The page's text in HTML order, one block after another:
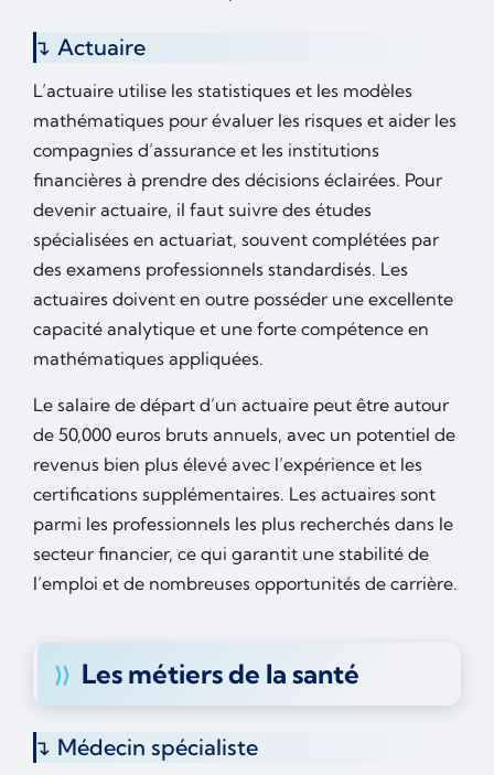
Actuaire
L’actuaire utilise les statistiques et les modèles
mathématiques pour évaluer les risques et aider les
compagnies d’assurance et les institutions
financières à prendre des décisions éclairées. Pour
devenir actuaire, il faut suivre des études
spécialisées en actuariat, souvent complétées par
des examens professionnels standardisés. Les
actuaires doivent en outre posséder une excellente
capacité analytique et une forte compétence en
mathématiques appliquées.
Le salaire de départ d’un actuaire peut être autour
de 50,000 euros bruts annuels, avec un potentiel de
revenus bien plus élevé avec l’expérience et les
certifications supplémentaires. Les actuaires sont
parmi les professionnels les plus recherchés dans le
secteur financier, ce qui garantit une stabilité de
l’emploi et de nombreuses opportunités de carrière.
Les métiers de la santé
Médecin spécialiste